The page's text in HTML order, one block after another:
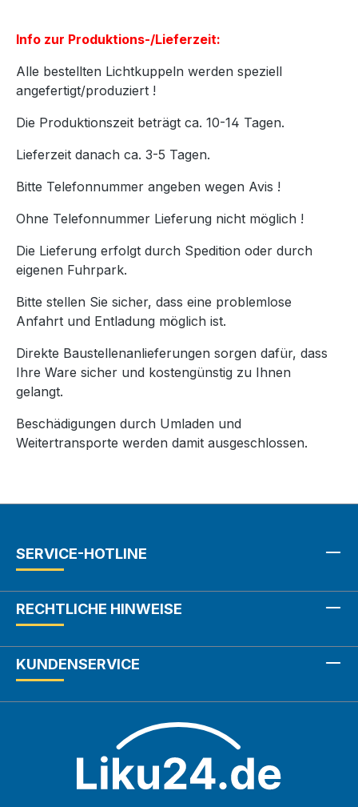
Info zur Produktions-/Lieferzeit:
Alle bestellten Lichtkuppeln werden speziell
angefertigt/produziert !
Die Produktionszeit beträgt ca. 10-14 Tagen.
Lieferzeit danach ca. 3-5 Tagen.
Bitte Telefonnummer angeben wegen Avis !
Ohne Telefonnummer Lieferung nicht möglich !
Die Lieferung erfolgt durch Spedition oder durch
eigenen Fuhrpark.
Bitte stellen Sie sicher, dass eine problemlose
Anfahrt und Entladung möglich ist.
Direkte Baustellenanlieferungen sorgen dafür, dass
Ihre Ware sicher und kostengünstig zu Ihnen
gelangt.
Beschädigungen durch Umladen und
Weitertransporte werden damit ausgeschlossen.
SERVICE-HOTLINE
RECHTLICHE HINWEISE
KUNDENSERVICE